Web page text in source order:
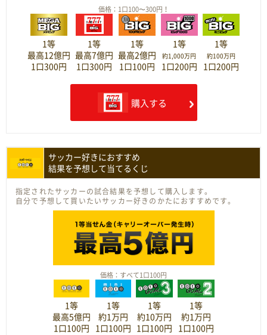
価格：1口100〜300円！
1等
最高12億円
1口300円
1等
最高7億円
1口300円
1等
最高2億円
1口100円
1等
約1,000万円
1口200円
1等
約100万円
1口200円
購入する
サッカー好きにおすすめ
結果を予想して当てるくじ
指定されたサッカーの試合結果を予想して購入します。
自分で予想して買いたいサッカー好きのかたにおすすめです。
価格：すべて1口100円
1等
最高5億円
1口100円
1等
約1万円
1口100円
1等
約10万円
1口100円
1等
約1万円
1口100円